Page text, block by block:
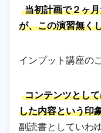
当初計画で２ヶ
が、この演習無く
インプット講座の
コンテンツとし
した内容という印
副読書としていわ